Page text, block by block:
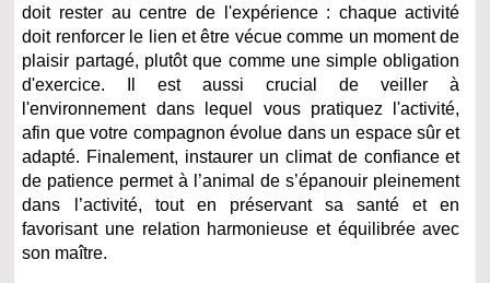
doit rester au centre de l'expérience : chaque activité
doit renforcer le lien et être vécue comme un moment de
plaisir partagé, plutôt que comme une simple obligation
d'exercice. Il est aussi crucial de veiller à
l'environnement dans lequel vous pratiquez l'activité,
afin que votre compagnon évolue dans un espace sûr et
adapté. Finalement, instaurer un climat de confiance et
de patience permet à l’animal de s’épanouir pleinement
dans l’activité, tout en préservant sa santé et en
favorisant une relation harmonieuse et équilibrée avec
son maître.